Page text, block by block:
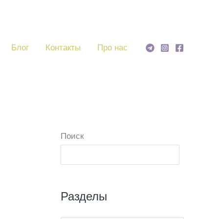
Блог Контакты Про нас
Поиск
Разделы